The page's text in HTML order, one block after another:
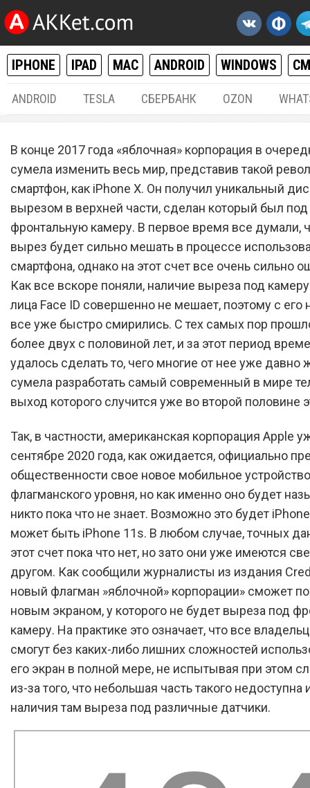
IPHONE IPAD MAC ANDROID WINDOWS
ANDROID TESLA СБЕРБАНК OZON
Новый iPhone образца
года от Apple повергнет
шок, и вот почему
В конце 2017 года «яблочная» корпорация в
сумела изменить весь мир, представив такой
смартфон, как iPhone X. Он получил уникальный
вырезом в верхней части, сделан который был под
фронтальную камеру. В первое время все думали,
вырез будет сильно мешать в процессе
смартфона, однако на этот счет все очень сильно
Как все вскоре поняли, наличие выреза под
лица Face ID совершенно не мешает, поэтому с его
все уже быстро смирились. С тех самых пор
более двух с половиной лет, и за этот период
удалось сделать то, чего многие от нее уже давно
сумела разработать самый современный в мире
выход которого случится уже во второй половине
Так, в частности, американская корпорация Apple
сентябре 2020 года, как ожидается, официально
общественности свое новое мобильное устройство
флагманского уровня, но как именно оно будет
никто пока что не знает. Возможно это будет
может быть iPhone 11s. В любом случае, точных
этот счет пока что нет, но зато они уже имеются
другом. Как сообщили журналисты из издания
новый флагман »яблочной» корпорации» сможет
новым экраном, у которого не будет выреза под
камеру. На практике это означает, что все
смогут без каких-либо лишних сложностей
его экран в полной мере, не испытывая при этом
из-за того, что небольшая часть такого недоступна
наличия там выреза под различные датчики.